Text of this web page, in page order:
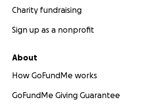
Charity fundraising
Sign up as a nonprofit
About
How GoFundMe works
GoFundMe Giving Guarantee